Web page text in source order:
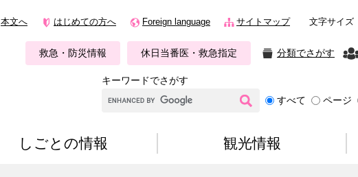
本文へ はじめての方へ Foreign language サイトマップ 文字サイズ
救急・防災情報 休日当番医・救急指定 分類でさがす
キーワードでさがす
G
g
l
すべて ページ
しごとの情報 観光情報